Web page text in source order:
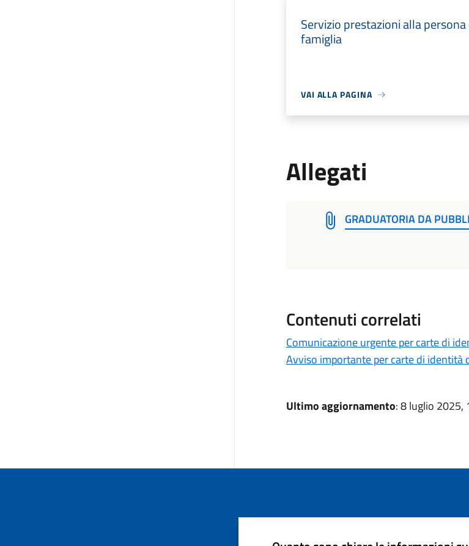
Servizio prestazioni alla
famiglia
VAI ALLA PAGINA
Allegati
GRADUATORIA DA
Contenuti correlati
Comunicazione urgente per carte di
Avviso importante per carte di
Ultimo aggiornamento: 8 luglio 2025,